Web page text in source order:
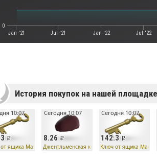
Jan '21 Jul '21 Jan '22 Jul '22
0
История покупок на нашей площадке
10:07
ящика Манн Ко
8.26
Сегодня 10:07
Джентльменская кепка
142.3
Сегодня 10:07
Ключ от ящика Манн